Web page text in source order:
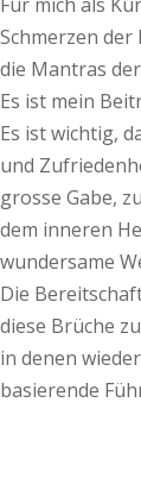
Schmerzen
die Mantras
Es ist mein
Es ist wichtig,
und
grosse Gabe,
dem inneren
wundersame
Die
diese Brüche
in denen
basierende